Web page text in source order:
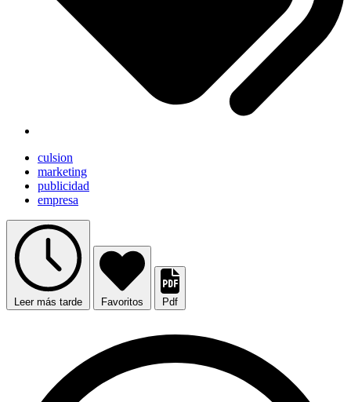
culsion
marketing
publicidad
empresa
Leer más tarde Favoritos Pdf